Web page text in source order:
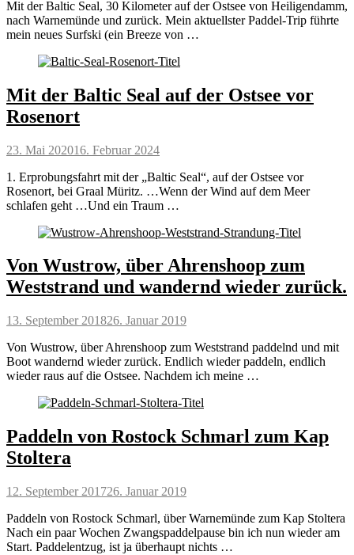
Mit der Baltic Seal, 30 Kilometer auf der Ostsee von Heiligendamm,
nach Warnemünde und zurück. Mein aktuellster Paddel-Trip führte
mein neues Surfski (ein Breeze von …
Mit der Baltic Seal auf der Ostsee vor
Rosenort
Posted
23. Mai 202016. Februar 2024
1. Erprobungsfahrt mit der „Baltic Seal“, auf der Ostsee vor
Rosenort, bei Graal Müritz. …Wenn der Wind auf dem Meer
schlafen geht …Und ein Traum …
Von Wustrow, über Ahrenshoop zum
Weststrand und wandernd wieder zurück.
Posted
13. September 201826. Januar 2019
Von Wustrow, über Ahrenshoop zum Weststrand paddelnd und mit
Boot wandernd wieder zurück. Endlich wieder paddeln, endlich
wieder raus auf die Ostsee. Nachdem ich meine …
Paddeln von Rostock Schmarl zum Kap
Stoltera
Posted
12. September 201726. Januar 2019
Paddeln von Rostock Schmarl, über Warnemünde zum Kap Stoltera
Nach ein paar Wochen Zwangspaddelpause bin ich nun wieder am
Start. Paddelentzug, ist ja überhaupt nichts …